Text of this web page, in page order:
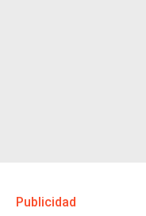
Publicidad